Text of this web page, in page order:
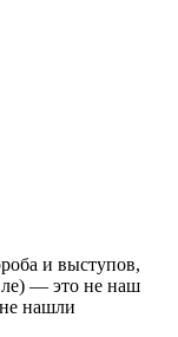
и выступов,
— это не наш
нашли